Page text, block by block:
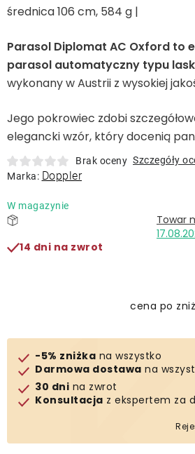
Leżaki
Akcesoria
Produkty gastronomiczne
Kolekcja
O nas
Kontakt
średnica 106 cm, 584 g |
Parasol Diplomat AC Oxford to
parasol automatyczny typu
wykonany w Austrii z wysokiej
Jego pokrowiec zdobi
elegancki wzór, który docenią
Brak oceny Szczegóły
Marka: Doppler
W magazynie
14 dni na zwrot
cena po
-5% zniżka na wszystko
Darmowa dostawa na
30 dni na zwrot
Konsultacja z ekspertem za